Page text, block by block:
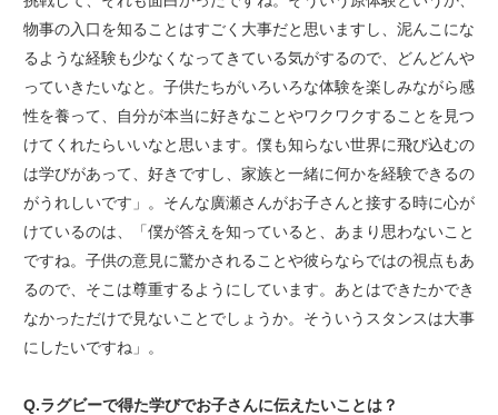
物事の入口を知ることはすごく大事だと思いますし、泥んこにな
るような経験も少なくなってきている気がするので、どんどんや
っていきたいなと。子供たちがいろいろな体験を楽しみながら感
性を養って、自分が本当に好きなことやワクワクすることを見つ
けてくれたらいいなと思います。僕も知らない世界に飛び込むの
は学びがあって、好きですし、家族と一緒に何かを経験できるの
がうれしいです」。そんな廣瀬さんがお子さんと接する時に心が
けているのは、「僕が答えを知っていると、あまり思わないこと
ですね。子供の意見に驚かされることや彼らならではの視点もあ
るので、そこは尊重するようにしています。あとはできたかでき
なかっただけで見ないことでしょうか。そういうスタンスは大事
にしたいですね」。
Q.ラグビーで得た学びでお子さんに伝えたいことは？